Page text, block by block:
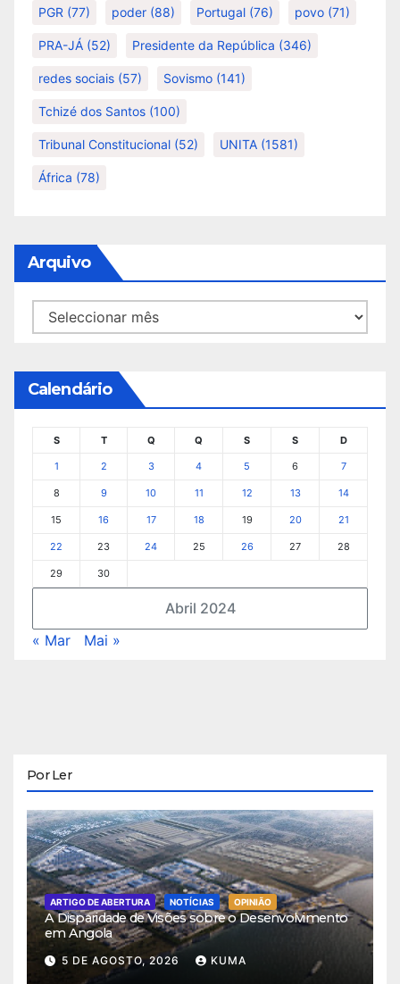
PGR (77) poder (88) Portugal (76) povo (71)
PRA-JÁ (52) Presidente da República (346)
redes sociais (57) Sovismo (141)
Tchizé dos Santos (100)
Tribunal Constitucional (52) UNITA (1581)
África (78)
Arquivo
Arquivo
Calendário
Abril 2024
S T Q Q S S D
1 2 3 4 5 6 7
8 9 10 11 12 13 14
15 16 17 18 19 20 21
22 23 24 25 26 27 28
29 30
« Mar Mai »
Por Ler
ARTIGO DE ABERTURA NOTÍCIAS OPINIÃO
A Disparidade de Visões sobre o Desenvolvimento
em Angola
5 DE AGOSTO, 2026 KUMA